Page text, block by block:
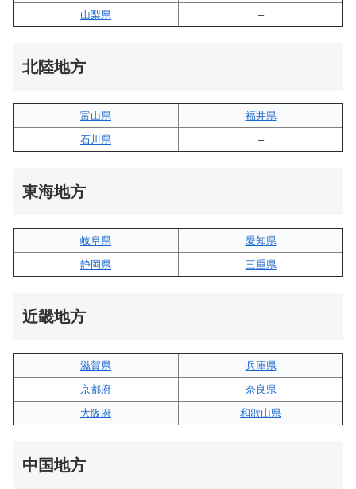
山梨県
–
北陸地方
富山県
福井県
石川県
–
東海地方
岐阜県
愛知県
静岡県
三重県
近畿地方
滋賀県
兵庫県
京都府
奈良県
大阪府
和歌山県
中国地方